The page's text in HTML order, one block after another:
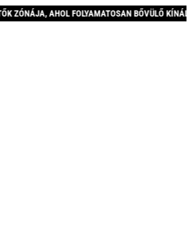
BŐVÜLŐ KÍNÁLATTAL ÉS